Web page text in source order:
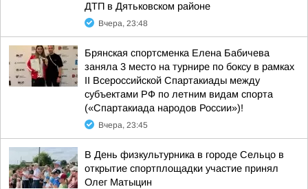
ДТП в Дятьковском районе
Вчера, 23:48
Брянская спортсменка Елена Бабичева
заняла 3 место на турнире по боксу в рамках
II Всероссийской Спартакиады между
субъектами РФ по летним видам спорта
(«Спартакиада народов России»)!
Вчера, 23:45
В День физкультурника в городе Сельцо в
открытие спортплощадки участие принял
Олег Матыцин